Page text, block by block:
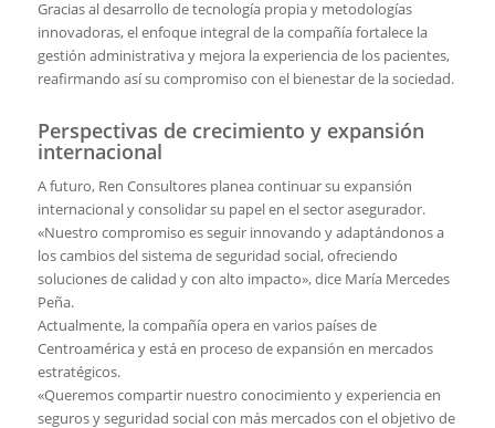
Gracias al desarrollo de tecnología propia y metodologías
innovadoras, el enfoque integral de la compañía fortale­ce la
gestión administrativa y mejora la experiencia de los pacientes,
reafirman­do así su compromiso con el bienestar de la sociedad.
Perspectivas de crecimiento y expansión
internacional
A futuro, Ren Consultores planea con­tinuar su expansión
internacional y con­solidar su papel en el sector asegurador.
«Nuestro compromiso es seguir inno­vando y adaptándonos a
los cambios del sistema de seguridad social, ofreciendo
soluciones de calidad y con alto impac­to», dice María Mercedes
Peña.
Actualmente, la compañía opera en varios países de
Centroamérica y está en proceso de expansión en mercados
estratégicos.
«Queremos compartir nuestro cono­cimiento y experiencia en
seguros y se­guridad social con más mercados con el objetivo de